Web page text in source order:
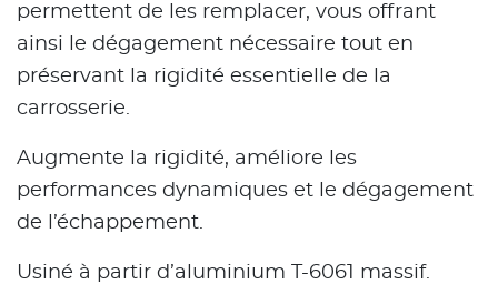
permettent de les remplacer, vous offrant
ainsi le dégagement nécessaire tout en
préservant la rigidité essentielle de la
carrosserie.
Augmente la rigidité, améliore les
performances dynamiques et le dégagement
de l’échappement.
Usiné à partir d’aluminium T-6061 massif.